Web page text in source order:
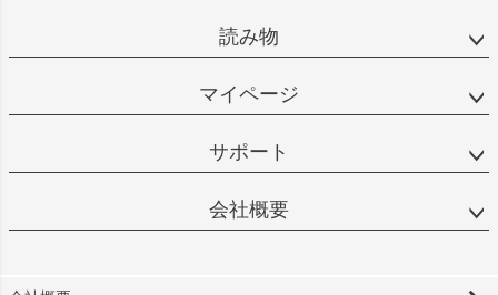
読み物
マイページ
サポート
会社概要